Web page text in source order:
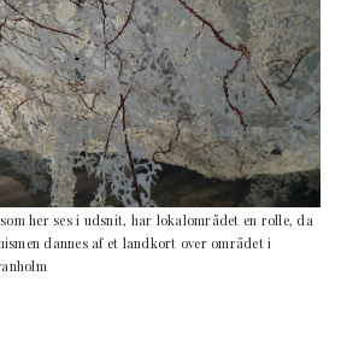
her ses i udsnit, har lokalområdet en rolle, da
dannes af et landkort over området i